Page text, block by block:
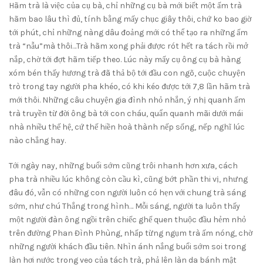
Hãm trà là việc của cụ bà, chỉ những cụ bà mới biết một ấm trà
hãm bao lâu thì đủ, tính bằng mấy chục giây thôi, chứ ko bao giờ
tới phút, chỉ những nàng dâu đoảng mới có thể tạo ra những ấm
trà “nẫu”mà thôi…Trà hãm xong phải được rót hết ra tách rồi mở
nắp, chờ tới đợt hãm tiếp theo. Lúc này mấy cụ ông cụ bà hàng
xóm bén thấy hương trà đã thả bộ tới đầu con ngõ, cuộc chuyện
trò trong tay người pha khéo, có khi kéo được tới 7,8 lần hãm trà
mới thôi. Những câu chuyện gia đình nhỏ nhắn, ý nhị quanh ấm
trà truyền từ đời ông bà tới con cháu, quẩn quanh mãi dưới mái
nhà nhiều thế hệ, cứ thế hiền hoà thành nếp sống, nếp nghĩ lúc
nào chẳng hay.
Tới ngày nay, những buổi sớm cũng trôi nhanh hơn xưa, cách
pha trà nhiều lúc không còn cầu kì, cũng bớt phần thi vị, nhưng
đâu đó, vẫn có những con người luôn có hẹn với chung trà sáng
sớm, như chú Thắng trong hình… Mỗi sáng, người ta luôn thấy
một người đàn ông ngồi trên chiếc ghế quen thuộc đầu hẻm nhỏ
trên đường Phan Đình Phùng, nhấp từng ngụm trà ấm nóng, chờ
những người khách đầu tiên. Nhìn ánh nắng buổi sớm soi trong
làn hơi nước trong veo của tách trà, phả lên làn da bánh mật